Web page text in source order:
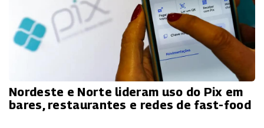
Nordeste e Norte lideram uso do Pix em
bares, restaurantes e redes de fast-food